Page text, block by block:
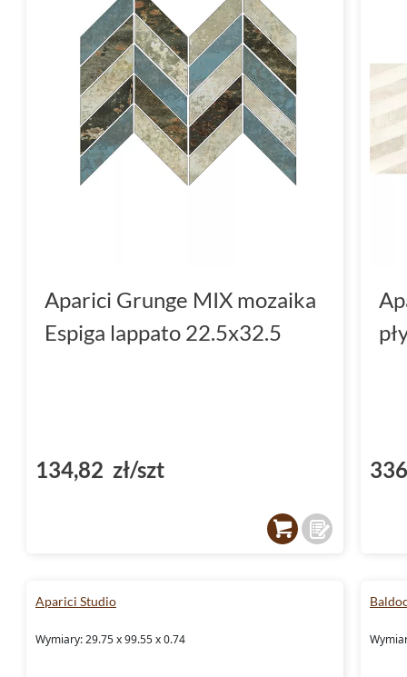
Aparici Grunge MIX mozaika
Espiga lappato 22.5x32.5
134,82 zł/szt
Aparici Studio
Wymiary: 29.75 x 99.55 x 0.74